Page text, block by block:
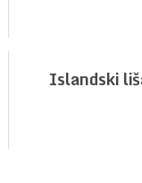
Islandski